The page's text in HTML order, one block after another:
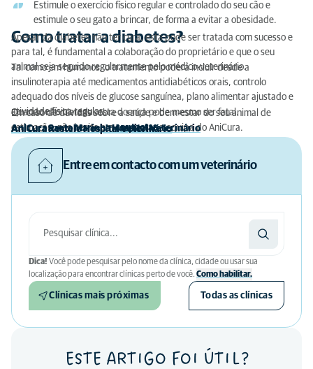
Estimule o exercício físico regular e controlado do seu cão e
estimule o seu gato a brincar, de forma a evitar a obesidade.
Como tratar a diabetes?
Apesar da diabetes não ter cura, esta pode ser tratada com sucesso e
para tal, é fundamental a colaboração do proprietário e que o seu
animal seja seguido regularmente pelo médico-veterinário.
Tal como em humanos, o tratamento poderá incluir desde a
insulinoterapia até medicamentos antidiabéticos orais, controlo
adequado dos níveis de glucose sanguínea, plano alimentar ajustado e
atividade física regular.
Quando não tratada, esta doença pode mesmo ser fatal.
Em caso de dúvidas sobre a saúde e bem-estar do seu animal de
estimação, não hesite emcontactara equipa do AniCura.
AniCura Santa Marinha Hospital Veterinário
AniCura Restelo Hospital Veterinário
Entre em contacto com um veterinário
Dica! Você pode pesquisar pelo nome da clínica, cidade ou usar sua
localização para encontrar clínicas perto de você. Como habilitar.
Clínicas mais próximas Todas as clínicas
ESTE ARTIGO FOI ÚTIL?